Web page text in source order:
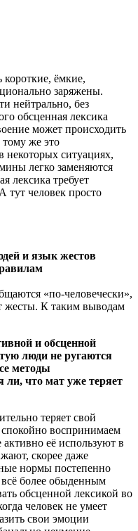
ёмкие,
заряжены.
нейтрально, без
обсценная лексика
может происходить
тому же это
некоторых ситуациях,
легко заменяются
лексика требует
тут человек просто
и язык жестов
«по-человечески»,
жесты. К таким выводам
и обсценной
люди не ругаются
методы
ли, что мат уже теряет
теряет свой
воспринимаем
её используют в
скорее даже
нормы постепенно
всё более обыденным
обсценной лексикой во
человек не умеет
свои эмоции